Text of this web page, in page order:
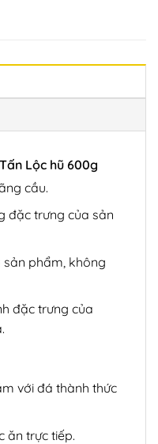
Lộc hũ 600g
cầu.
đặc trưng của sản
sản phẩm, không
đặc trưng của
với đá thành thức
ăn trực tiếp.